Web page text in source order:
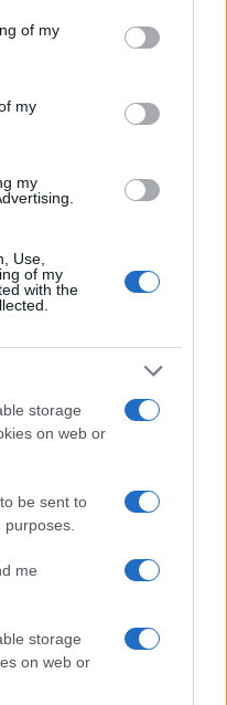
You may click to
its third-party tags to
in below Google
of my
my
my
Use,
of my
with the
storage
on web or
be sent to
me
storage
on web or
tartozik, hogy a
wc-k, helyükbe
ezer angol wc-vel,
meg a
hogy a Beach
Dunában a folyó magas
egység várja az
konyhával és
mentes ételekkel. A
úgy alakították ki, hogy
megfelelő kínálatot
egységben kötelező egy
forintos áron. Az ételek
azok ne legyenek
hasonló kínálat.
a Citizen Center, amely
panaszirodát is magában